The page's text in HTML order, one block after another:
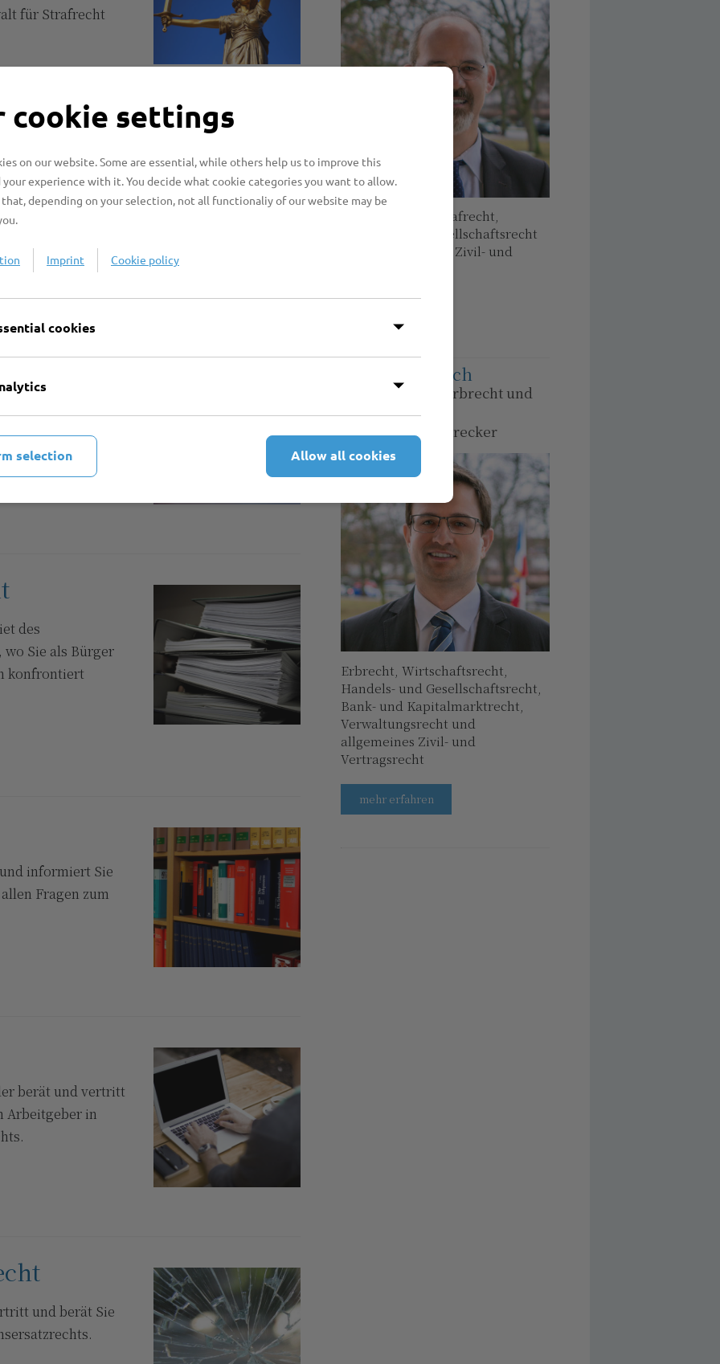
für Strafrecht
und
aller
des
Sie als Bürger
konfrontiert
informiert Sie
Fragen zum
berät und vertritt
Arbeitgeber in
und berät Sie
Familienrecht, Strafrecht,
Handels- und Gesellschaftsrecht
sowie allgemeines Zivil- und
Jens Hülsebusch
Fachanwalt für Erbrecht und
zertifizierter
Testamentsvollstrecker
Erbrecht, Wirtschaftsrecht,
Handels- und Gesellschaftsrecht,
Bank- und Kapitalmarktrecht,
Verwaltungsrecht und
allgemeines Zivil- und
Vertragsrecht
mehr erfahren
cookie settings
on our website. Some are essential, while others help us to improve this
experience with it. You decide what cookie categories you want to allow.
depending on your selection, not all functionaliy of our website may be
Imprint Cookie policy
cookies
Allow all cookies
selection